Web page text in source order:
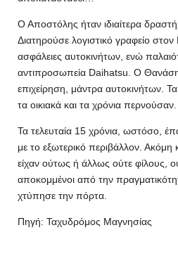
Ο Αποστόλης ήταν ιδιαίτερα
Διατηρούσε λογιστικό γραφείο
ασφάλειες αυτοκινήτων, ενώ
αντιπροσωπεία Daihatsu. Ο
επιχείρηση, μάντρα αυτοκινήτων.
τα οικιακά και τα χρόνια περνούσαν.
Τα τελευταία 15 χρόνια, ωστόσο,
με το εξωτερικό περιβάλλον. Ακόμη
είχαν ούτως ή άλλως ούτε φίλους,
αποκομμένοι από την
χτύπησε την πόρτα.
Πηγή: Ταχυδρόμος Μαγνησίας